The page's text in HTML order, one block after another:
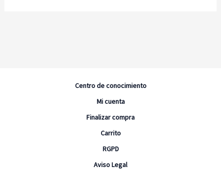
Centro de conocimiento
Mi cuenta
Finalizar compra
Carrito
RGPD
Aviso Legal